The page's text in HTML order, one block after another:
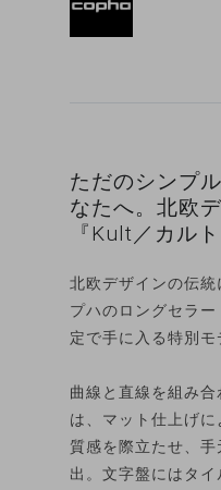
ただのシンプ
なたへ。北欧
『Kult／カル
北欧デザインの伝
プハのロングセラ
定で手に入る特別モ
曲線と直線を組み
は、マット仕上げ
質感を際立たせ、
出。文字盤にはタ